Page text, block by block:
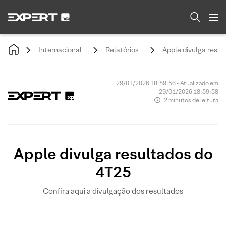
Internacional Relatórios Apple divulga
29/01/2026 18:59:56 • Atualizado em
29/01/2026 18:59:58
2 minutos de leitura
Apple divulga resultados do
4T25
Confira aqui a divulgação dos resultados